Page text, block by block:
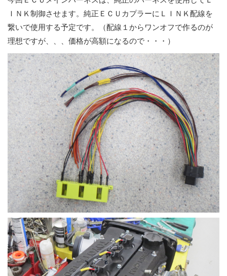
ＩＮＫ制御させます。純正ＥＣＵカプラーにＬＩＮＫ配線を
繋いで使用する予定です。（配線１からワンオフで作るのが
理想ですが、、、価格が高額になるので・・・）